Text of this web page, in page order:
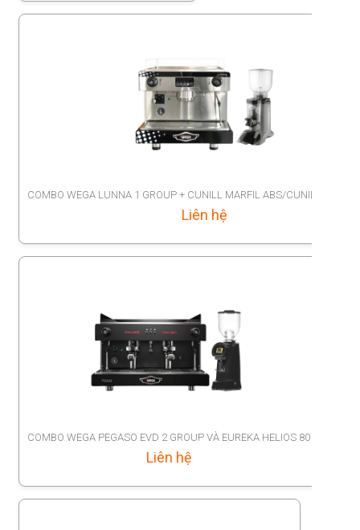
COMBO WEGA LUNNA 1 GROUP + CUNILL MARFIL ABS/CUNILL SPACE
Liên hệ
COMBO WEGA PEGASO EVD 2 GROUP VÀ EUREKA HELIOS 80
Liên hệ